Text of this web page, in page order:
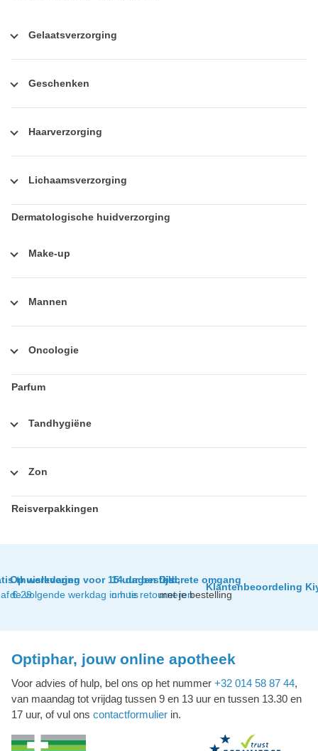
Gelaatsverzorging
Geschenken
Haarverzorging
Lichaamsverzorging
Dermatologische huidverzorging
Make-up
Mannen
Oncologie
Parfum
Tandhygiëne
Zon
Reisverpakkingen
thuislevering
€ 29
Op werkdagen voor 15 uur besteld,
de volgende werkdag in huis
14 dagen tijd
om te retourneren
Discrete omgang
met je bestelling
Klantenbeoordeling
Optiphar, jouw online apotheek
Voor advies of hulp, bel ons op het nummer +32 014 58 87 44,
van maandag tot vrijdag tussen 9 en 13 uur en tussen 13.30 en
17 uur, of vul ons contactformulier in.